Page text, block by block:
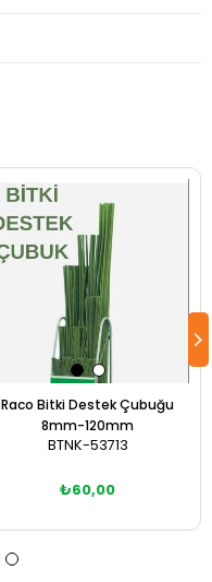
Raco Bitki Destek Çubuğu
8mm-120mm
BTNK-53713
₺60,00